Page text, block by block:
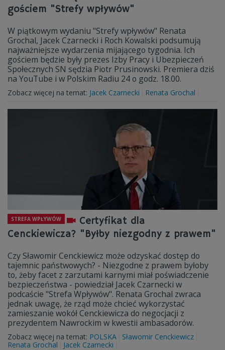
gościem "Strefy wpływów"
W piątkowym wydaniu "Strefy wpływów" Renata
Grochal, Jacek Czarnecki i Roch Kowalski podsumują
najważniejsze wydarzenia mijającego tygodnia. Ich
gościem będzie były prezes Izby Pracy i Ubezpieczeń
Społecznych SN sędzia Piotr Prusinowski. Premiera dziś
na YouTube i w Polskim Radiu 24 o godz. 18.00.
Zobacz więcej na temat: Jacek Czarnecki Renata Grochal
STREFA WPŁYWÓW
Certyfikat dla
Cenckiewicza? "Byłby niezgodny z prawem"
Czy Sławomir Cenckiewicz może odzyskać dostęp do
tajemnic państwowych? - Niezgodne z prawem byłoby
to, żeby facet z zarzutami karnymi miał poświadczenie
bezpieczeństwa - powiedział Jacek Czarnecki w
podcaście "Strefa Wpływów". Renata Grochal zwraca
jednak uwagę, że rząd może chcieć wykorzystać
zamieszanie wokół Cenckiewicza do negocjacji z
prezydentem Nawrockim w kwestii ambasadorów.
Zobacz więcej na temat: POLSKA
Sławomir Cenckiewicz
Renata Grochal
Jacek Czarnecki